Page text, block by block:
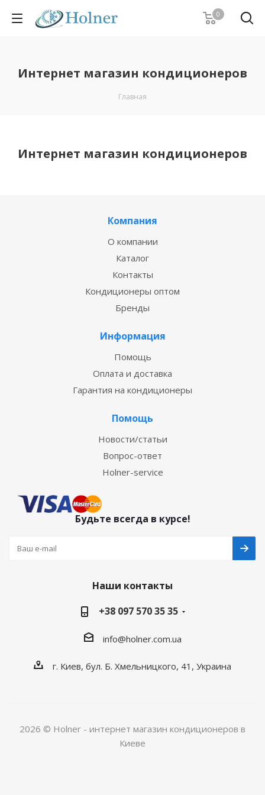
0
Интернет магазин кондиционеров
Главная
Интернет магазин кондиционеров
Компания
О компании
Каталог
Контакты
Кондиционеры оптом
Бренды
Информация
Помощь
Оплата и доставка
Гарантия на кондиционеры
Помощь
Новости/статьи
Вопрос-ответ
Holner-service
Будьте всегда в курсе!
Наши контакты
+38 097 570 35 35
info@holner.com.ua
г. Киев, бул. Б. Хмельницкого, 41, Украина
2026 © Holner - интернет магазин кондиционеров в
Киеве